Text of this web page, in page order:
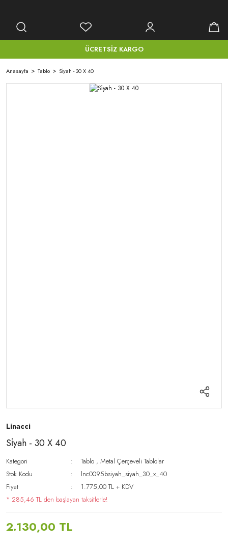
ÜCRETSİZ KARGO
Anasayfa Tablo Si̇yah - 30 X 40
Linacci
Si̇yah - 30 X 40
Kategori Tablo ,Metal Çerçeveli Tablolar
Stok Kodu
lnc0095bsiyah_siyah_30_x_40
Fiyat
1.775,00 TL + KDV
* 285,46 TL den başlayan taksitlerle!
2.130,00 TL